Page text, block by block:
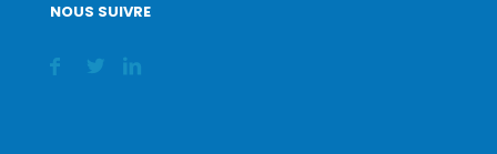
NOUS SUIVRE